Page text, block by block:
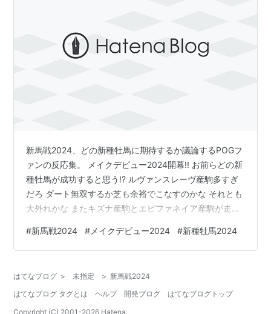
新馬戦2024、どの新種牡馬に期待するか議論するPOGフ
ァンの反応集。 メイクデビュー2024開幕!! お前らどの新
種牡馬が成功すると思う!? ルヴァンスレーヴ産駒多すぎ
だろ ダート無双するか芝も余裕でこなすのかな それとも
大外れかな またキズナ産駒とエピファネイア産駒が走り
ドカナロアが1,500万円でエピファネイア、キズナ、ドゥ
ラメンテが1,000万円トリオの年か ドゥラメンテはもう
斉に開幕待機してるけど、スワーヴリチャード産駒あた
りに蹴散らされたら悲惨やね エピファネイア無双しそう
サ…
#新馬戦2024 #メイクデビュー2024 #新種牡馬2024
はてなブログ > 未指定 > 新馬戦2024
はてなブログ タグとは
ヘルプ 開発ブログ
はてなブログトップ
Copyright (C) 2001-2026 Hatena.